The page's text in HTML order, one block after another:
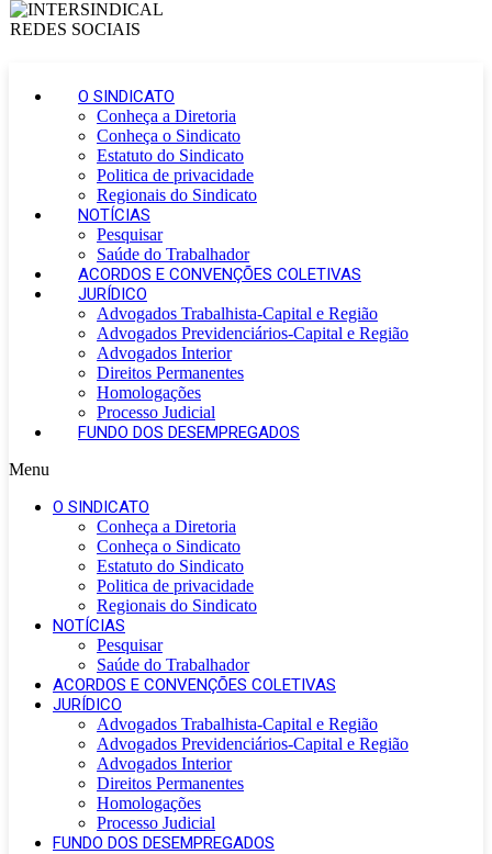
O SINDICATO
Conheça a Diretoria
Conheça o Sindicato
Estatuto do Sindicato
Politica de privacidade
Regionais do Sindicato
NOTÍCIAS
Pesquisar
Saúde do Trabalhador
ACORDOS E CONVENÇÕES COLETIVAS
JURÍDICO
Advogados Trabalhista-Capital e Região
Advogados Previdenciários-Capital e Região
Advogados Interior
Direitos Permanentes
Homologações
Processo Judicial
FUNDO DOS DESEMPREGADOS
Menu
O SINDICATO
Conheça a Diretoria
Conheça o Sindicato
Estatuto do Sindicato
Politica de privacidade
Regionais do Sindicato
NOTÍCIAS
Pesquisar
Saúde do Trabalhador
ACORDOS E CONVENÇÕES COLETIVAS
JURÍDICO
Advogados Trabalhista-Capital e Região
Advogados Previdenciários-Capital e Região
Advogados Interior
Direitos Permanentes
Homologações
Processo Judicial
FUNDO DOS DESEMPREGADOS